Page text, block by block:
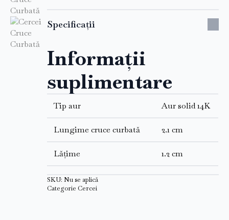
Specificații
Informații
suplimentare
Tip aur Aur solid 14K
Lungime cruce curbată 2.1 cm
Lățime 1.2 cm
SKU:Nu se aplică
CategorieCercei